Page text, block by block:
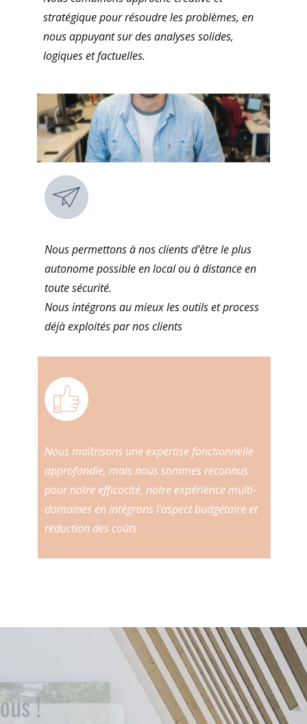
stratégique pour résoudre les problèmes, en
nous appuyant sur des analyses solides,
logiques et factuelles.
Nous permettons à nos clients d'être le plus
autonome possible en local ou à distance en
toute sécurité.
Nous intégrons au mieux les outils et process
déjà exploités par nos clients
Nous maîtrisons une expertise fonctionnelle
approfondie, mais nous sommes reconnus
pour notre efficacité, notre expérience multi-
domaines en intégrons l'aspect budgétaire et
réduction des coûts
Contactez-nous !